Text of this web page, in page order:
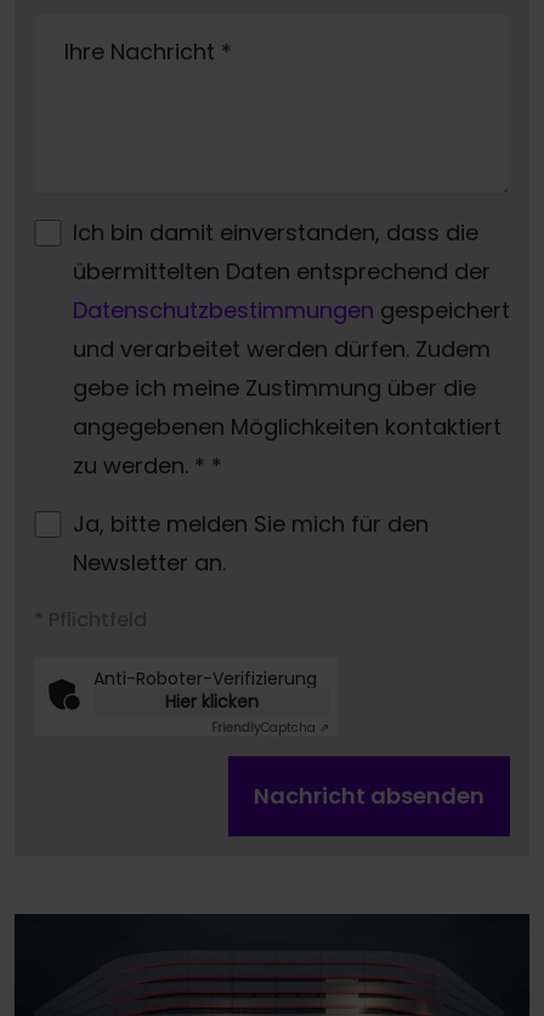
Ihre Nachricht *
Ich bin damit einverstanden, dass die
übermittelten Daten entsprechend der
Datenschutzbestimmungen gespeichert
und verarbeitet werden dürfen. Zudem
gebe ich meine Zustimmung über die
angegebenen Möglichkeiten kontaktiert
zu werden. * *
Ja, bitte melden Sie mich für den
Newsletter an.
* Pflichtfeld
Anti-Roboter-Verifizierung
Hier klicken
FriendlyCaptcha ⇗
Nachricht absenden